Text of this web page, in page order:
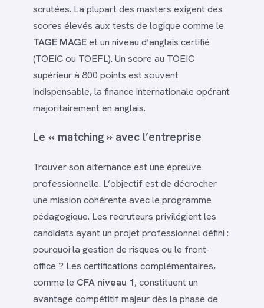
scrutées. La plupart des masters exigent des
scores élevés aux tests de logique comme le
TAGE MAGEet un niveau d’anglais certifié
(TOEIC ou TOEFL). Un score au TOEIC
supérieur à 800 points est souvent
indispensable, la finance internationale opérant
majoritairement en anglais.
Le « matching » avec l’entreprise
Trouver son alternance est une épreuve
professionnelle. L’objectif est de décrocher
une mission cohérente avec le programme
pédagogique. Les recruteurs privilégient les
candidats ayant un projet professionnel défini :
pourquoi la gestion de risques ou le front-
office ? Les certifications complémentaires,
comme le CFA niveau 1, constituent un
avantage compétitif majeur dès la phase de